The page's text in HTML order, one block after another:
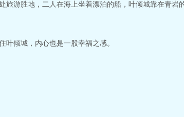
游胜地，二人在海上坐着漂泊的船，叶倾城靠在青岩
倾城，内心也是一股幸福之感。